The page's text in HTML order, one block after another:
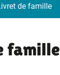
de famille
famille